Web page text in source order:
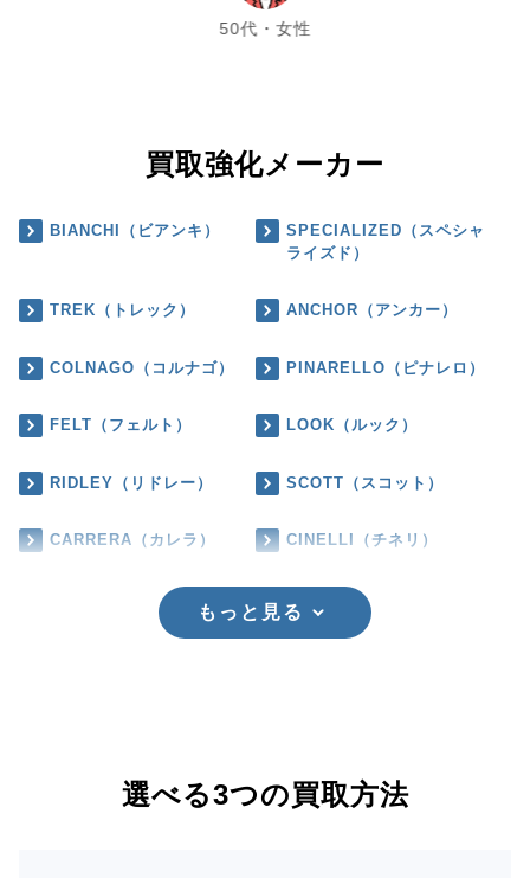
50代・女性
買取強化メーカー
BIANCHI（ビアンキ）
SPECIALIZED（スペシャ
ライズド）
TREK（トレック） ANCHOR（アンカー）
COLNAGO（コルナゴ） PINARELLO（ピナレロ）
FELT（フェルト） LOOK（ルック）
RIDLEY（リドレー） SCOTT（スコット）
CARRERA（カレラ） CINELLI（チネリ）
もっと見る
選べる3つの買取方法